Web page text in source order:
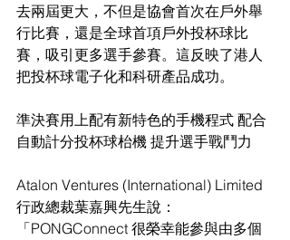
去兩屆更大，不但是協會首次在戶外舉
行比賽，還是全球首項戶外投杯球比
賽，吸引更多選手參賽。這反映了港人
把投杯球電子化和科研產品成功。
準決賽用上配有新特色的手機程式 配合
自動計分投杯球枱機 提升選手戰鬥力
Atalon Ventures (International) Limited
行政總裁葉嘉興先生說：
「PONGConnect 很榮幸能參與由多個